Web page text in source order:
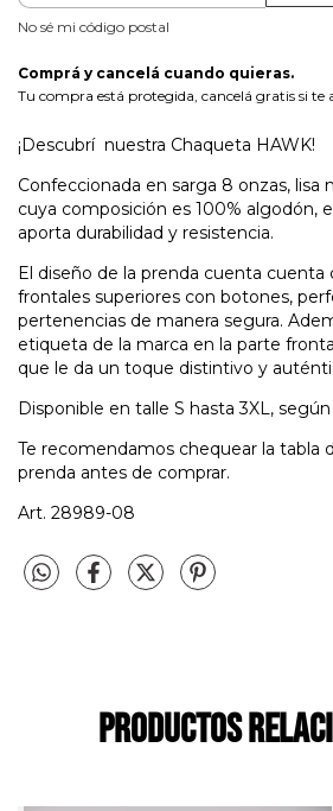
No sé mi código postal
Comprá y cancelá cuando quieras.
Tu compra está protegida, cancelá gratis si te
¡Descubrí nuestra Chaqueta HAWK!
Confeccionada en sarga 8 onzas, lisa
cuya composición es 100% algodón,
aporta durabilidad y resistencia.
El diseño de la prenda cuenta cuenta
frontales superiores con botones,
pertenencias de manera segura.
etiqueta de la marca en la parte
que le da un toque distintivo y
Disponible en talle S hasta 3XL,
Te recomendamos chequear la tabla
prenda antes de comprar.
Art. 28989-08
Productos